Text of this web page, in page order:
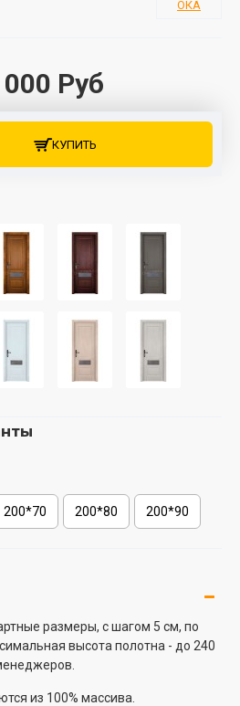
Руб
ОКА
200*70 200*80 200*90
КУПИТЬ
размеры, с шагом 5 см, по
высота полотна - до 240
из 100% массива.